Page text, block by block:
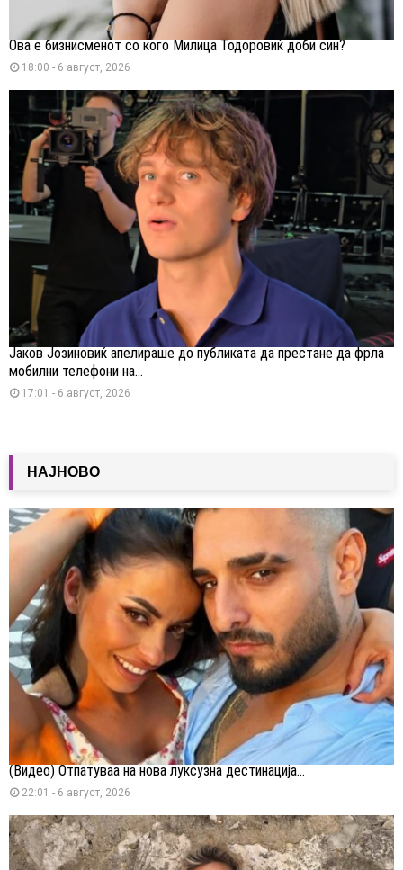
Ова е бизнисменот со кого Милица Тодоровиќ доби син?
18:00 - 6 август, 2026
Јаков Јозиновиќ апелираше до публиката да престане да фрла
мобилни телефони на...
17:01 - 6 август, 2026
НАЈНОВО
(Видео) Отпатуваа на нова луксузна дестинација...
22:01 - 6 август, 2026